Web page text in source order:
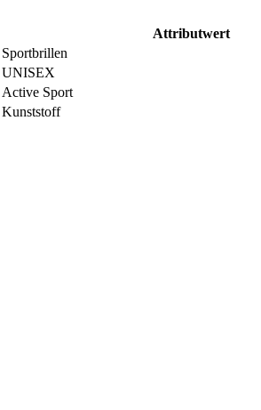
Attributwert
Sportbrillen
UNISEX
Active Sport
Kunststoff